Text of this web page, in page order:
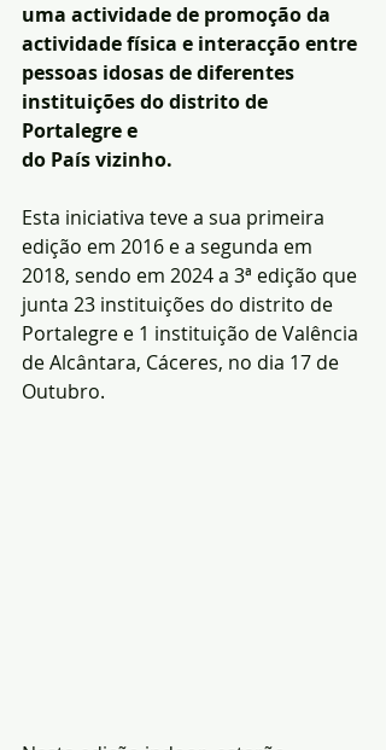
uma actividade de promoção da
actividade física e interacção entre
pessoas idosas de diferentes
instituições do distrito de
Portalegre e
do País vizinho.
Esta iniciativa teve a sua primeira
edição em 2016 e a segunda em
2018, sendo em 2024 a 3ª edição que
junta 23 instituições do distrito de
Portalegre e 1 instituição de Valência
de Alcântara, Cáceres, no dia 17 de
Outubro.